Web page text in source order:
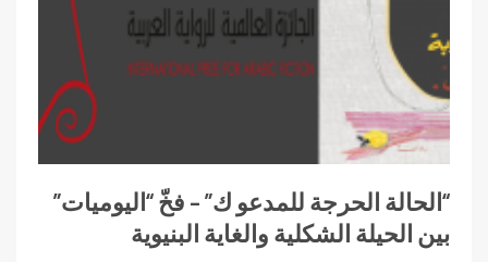
“الحالة الحرجة للمدعو ك” – فخّ “اليوميات”
بين الحيلة الشكلية والغاية البنيوية